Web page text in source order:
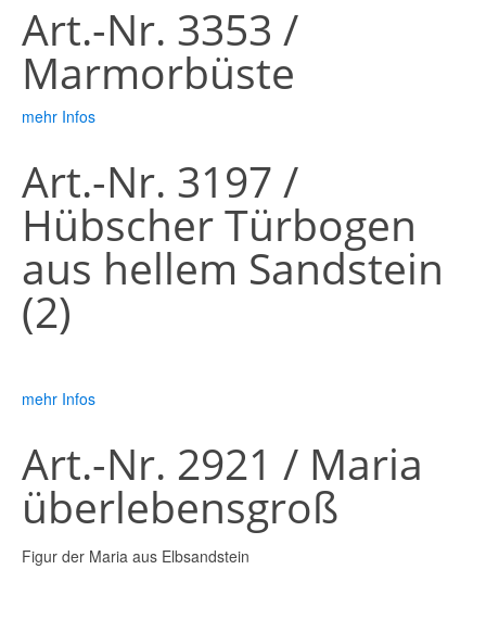
Art.-Nr. 3353 /
Marmorbüste
mehr Infos
Art.-Nr. 3197 /
Hübscher Türbogen
aus hellem Sandstein
(2)
mehr Infos
Art.-Nr. 2921 / Maria
überlebensgroß
Figur der Maria aus Elbsandstein